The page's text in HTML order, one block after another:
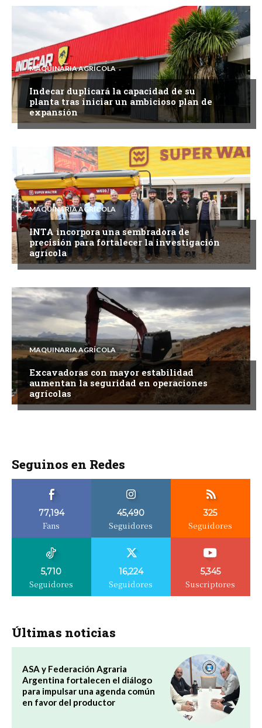
MAQUINARIA AGRÍCOLA
Indecar duplicará la capacidad de su
planta tras iniciar un ambicioso plan de
expansión
MAQUINARIA AGRÍCOLA
INTA incorpora una sembradora de
precisión para fortalecer la investigación
agrícola
MAQUINARIA AGRÍCOLA
Excavadoras con mayor estabilidad
aumentan la seguridad en operaciones
agrícolas
Seguinos en Redes
77,194
Fans
45,490
Seguidores
325
Seguidores
5,710
Seguidores
16,224
Seguidores
5,345
Suscriptores
Últimas noticias
ASA y Federación Agraria
Argentina fortalecen el diálogo
para impulsar una agenda común
en favor del productor